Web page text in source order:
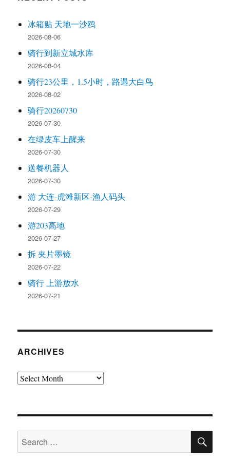
冰箱贴 天地一沙鸥
2026-08-06
骑行到新立城水库
2026-08-04
骑行23公里，1.5小时，路遇大白鸟
2026-08-02
骑行20260730
2026-07-30
在绿皮车上醒来
2026-07-30
送餐机器人
2026-07-30
游 大连-虎滩新区-渔人码头
2026-07-29
游203高地
2026-07-27
拆 夹片墨镜
2026-07-22
骑行 上游放水
2026-07-21
ARCHIVES
Archives
Search
for: